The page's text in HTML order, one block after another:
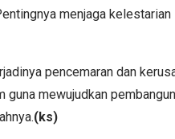
menjaga
pencemaran dan
guna mewujudkan
(ks)